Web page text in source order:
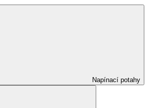
Napínací potahy